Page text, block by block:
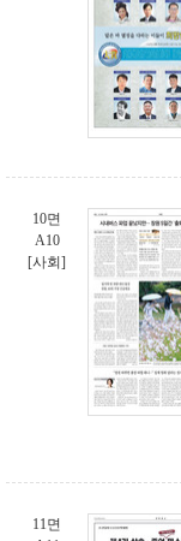
10면
A10
[사회]
11면